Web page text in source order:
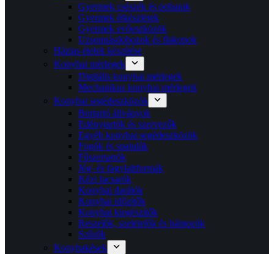
Gyermek csészék és poharak
Gyermek étkészletek
Gyermek evőeszközök
Uzsonnásdobozok és flakonok
Házias ételek készítése
Konyhai mérlegek
Digitális konyhai mérlegek
Mechanikus konyhai mérlegek
Konyhai segédeszközök
Bortartó állványok
Edénytartók és szervezők
Egyéb konyhai segédeszközök
Fogók és spatulák
Fűszertartók
Jég- és fagylaltformák
Kézi facsarók
Konyhai darálók
Konyhai időzítők
Konyhai kiegészítők
Reszelők, szeletelők és hámozók
Szűrők
Konyhakések